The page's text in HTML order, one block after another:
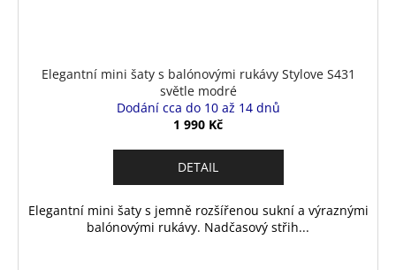
Elegantní mini šaty s balónovými rukávy Stylove S431
světle modré
Dodání cca do 10 až 14 dnů
1 990 Kč
DETAIL
Elegantní mini šaty s jemně rozšířenou sukní a výraznými
balónovými rukávy. Nadčasový střih...